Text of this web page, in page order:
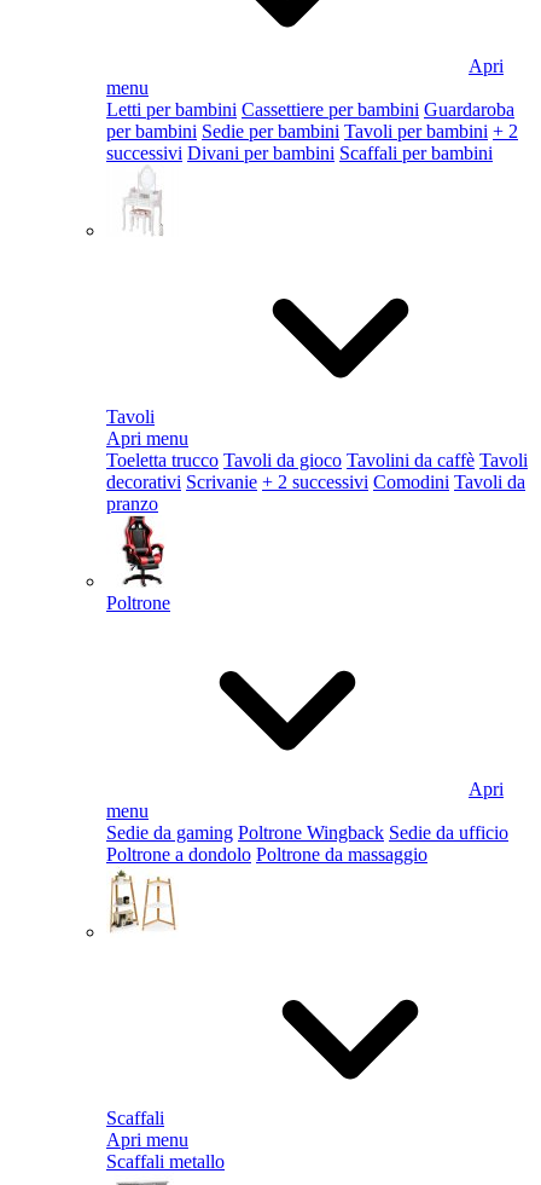
Apri
menu
Letti per bambini Cassettiere per bambini Guardaroba
per bambini Sedie per bambini Tavoli per bambini + 2
successivi Divani per bambini Scaffali per bambini
Tavoli
Apri menu
Toeletta trucco Tavoli da gioco Tavolini da caffè Tavoli
decorativi Scrivanie + 2 successivi Comodini Tavoli da
pranzo
Poltrone
Apri
menu
Sedie da gaming Poltrone Wingback Sedie da ufficio
Poltrone a dondolo Poltrone da massaggio
Scaffali
Apri menu
Scaffali metallo